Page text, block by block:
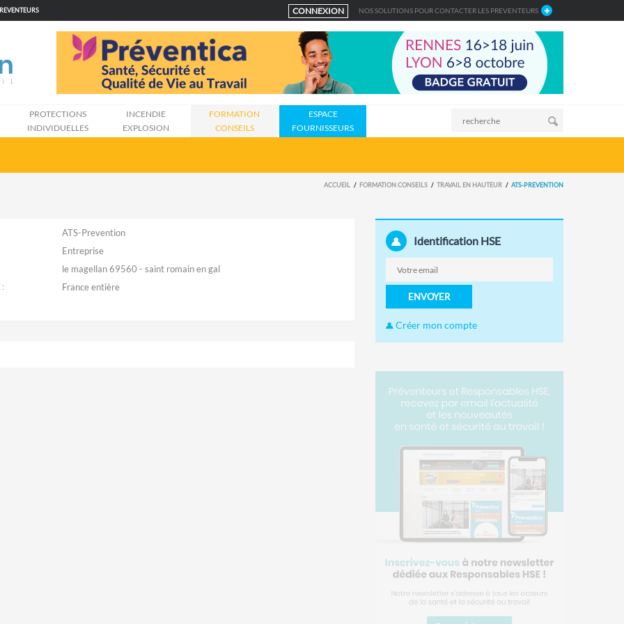
CONNEXION NOS SOLUTIONS POUR CONTACTER LES PREVENTEURS
PROTECTIONS
INDIVIDUELLES
INCENDIE
EXPLOSION
FORMATION
CONSEILS
ESPACE
FOURNISSEURS
ACCUEIL FORMATION CONSEILS TRAVAIL EN HAUTEUR ATS-PREVENTION
ATS-Prevention
Entreprise
le magellan 69560 - saint romain en gal
:
Identification HSE
ENVOYER
Créer mon compte